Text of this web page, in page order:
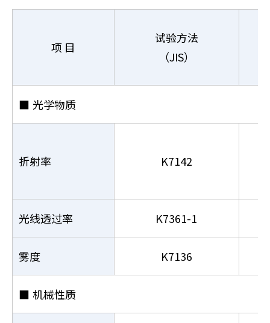
项 目
试验方法
（JIS）
■ 光学物质
折射率 K7142
光线透过率 K7361-1
雾度 K7136
■ 机械性质